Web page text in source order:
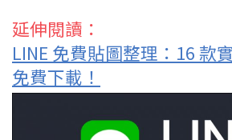
延伸閱讀：
LINE 免費貼圖整理：16 款
免費下載！